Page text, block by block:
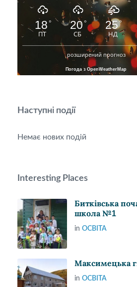
18 °
ПТ
20 °
СБ
25°
НД
розширений прогноз
Погода з OpenWeatherMap
Наступні події
Немає нових подій
Interesting Places
Битківська
школа №1
inОСВІТА
Максимецька
inОСВІТА